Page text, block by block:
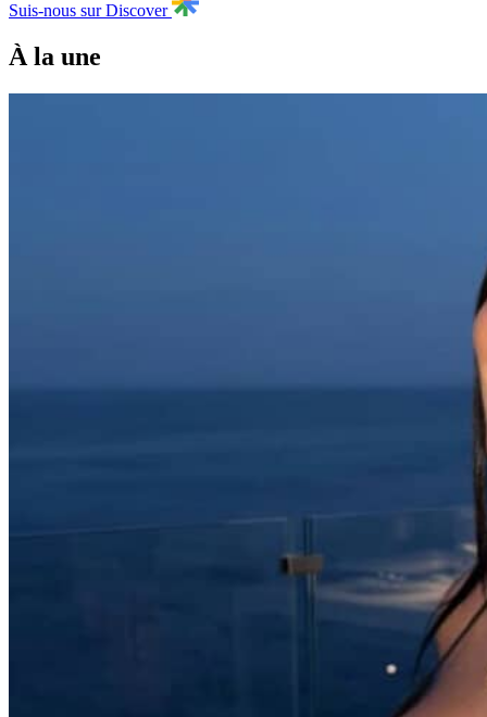
Suis-nous sur Discover
À la une